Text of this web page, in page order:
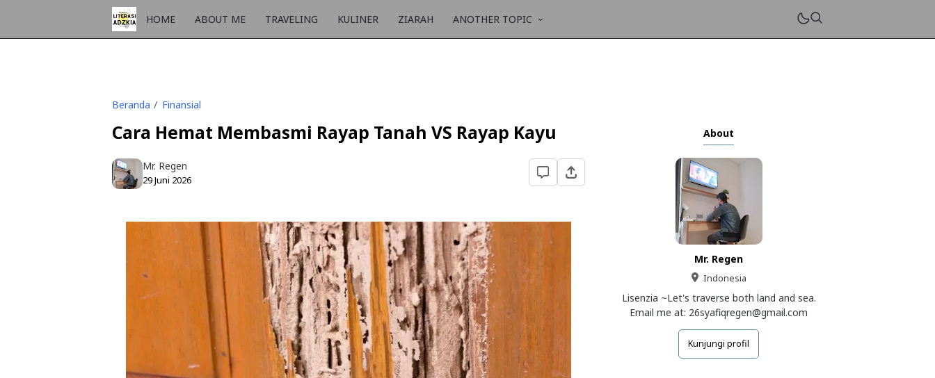
HOME ABOUT ME TRAVELING KULINER ZIARAH ANOTHER TOPIC
Beranda Finansial
Cara Hemat Membasmi Rayap Tanah VS Rayap Kayu
Mr. Regen
29 Juni 2026
About
Mr. Regen
Indonesia
Lisenzia ~Let's traverse both land and sea.
Email me at: 26syafiqregen@gmail.com
Kunjungi profil